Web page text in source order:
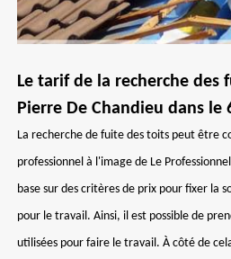
Le tarif de la recherche des
Pierre De Chandieu dans le
La recherche de fuite des toits peut être
professionnel à l'image de Le
base sur des critères de prix pour fixer la
pour le travail. Ainsi, il est possible de
utilisées pour faire le travail. À côté de